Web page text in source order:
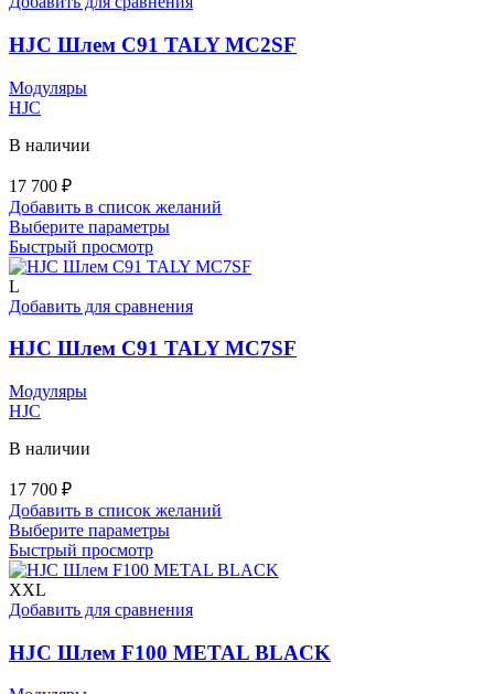
выбрать
на
HJC Шлем C91 TALY MC2SF
Модуляры
HJC
В наличии
17 700 ₽
Добавить в список желаний
Выберите параметрыЭтот
имеет
вариаций.
можно
Быстрый просмотр
L
Добавить для сравнения
HJC Шлем C91 TALY MC7SF
Модуляры
HJC
В наличии
17 700 ₽
Добавить в список желаний
Выберите параметрыЭтот
имеет
вариаций.
можно
выбрать
Быстрый просмотр
XXL
Добавить для сравнения
HJC Шлем F100 METAL BLACK